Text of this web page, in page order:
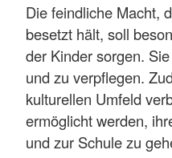
Die feindliche Macht,
besetzt hält, soll
der Kinder sorgen.
und zu verpflegen.
kulturellen Umfeld
ermöglicht werden,
und zur Schule zu